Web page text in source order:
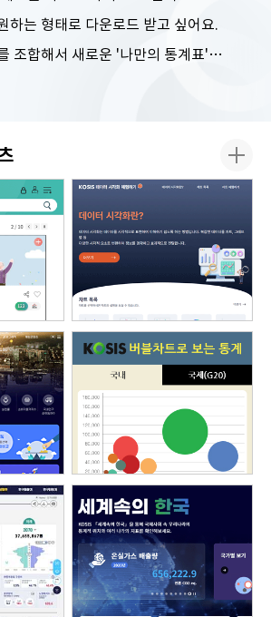
하는 형태로 다운로드 받고 싶어요.
서로 다른 통계표를 조합해서 새로운 '나만의 통계표'를 만들고 싶어요.